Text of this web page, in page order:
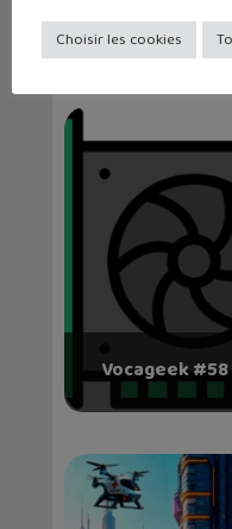
?
Vocageek #58
Choisir les cookies